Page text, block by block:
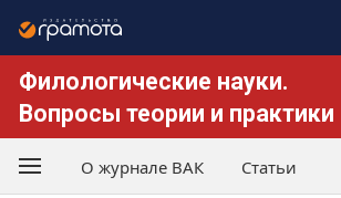
Филологические науки.
Вопросы теории и практики
О журнале ВАК Статьи